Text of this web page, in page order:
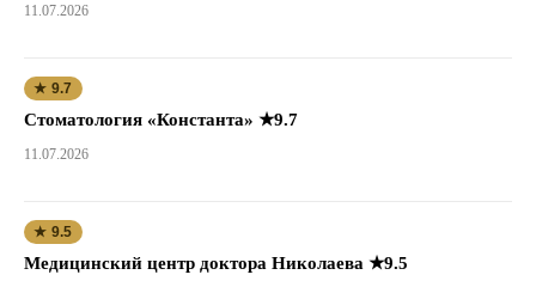
11.07.2026
★ 9.7
Стоматология «Константа» ★9.7
11.07.2026
★ 9.5
Медицинский центр доктора Николаева ★9.5